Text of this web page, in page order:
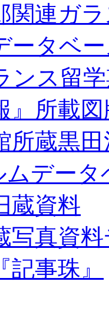
関連ガ
ータベ
ンス留
』所載
所蔵黒
データ
蔵資料
写真資
事珠』